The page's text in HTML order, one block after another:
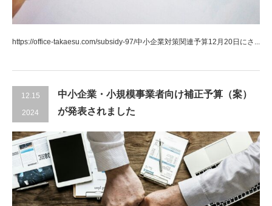
https://office-takaesu.com/subsidy-97/中小企業対策関連予算12月20日にさ...
12.15
2024
中小企業・小規模事業者向け補正予算（案）
が発表されました